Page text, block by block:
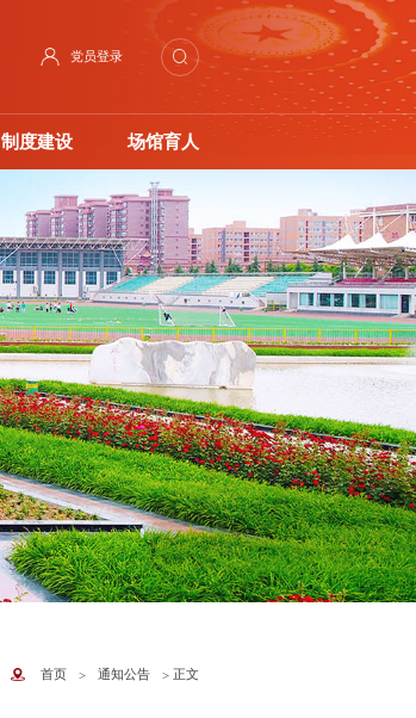
党员登录
制度建设 场馆育人
首页 > 通知公告 > 正文